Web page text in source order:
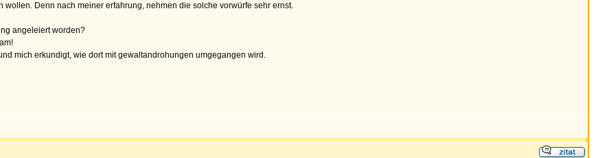
Denn nach meiner erfahrung, nehmen die solche vorwürfe sehr ernst.
angeleiert worden?
mich erkundigt, wie dort mit gewaltandrohungen umgegangen wird.